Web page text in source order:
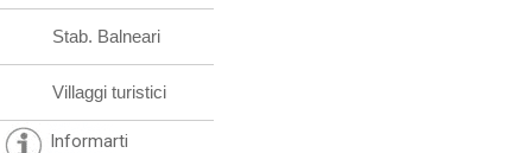
Stab. Balneari
Villaggi turistici
Informarti